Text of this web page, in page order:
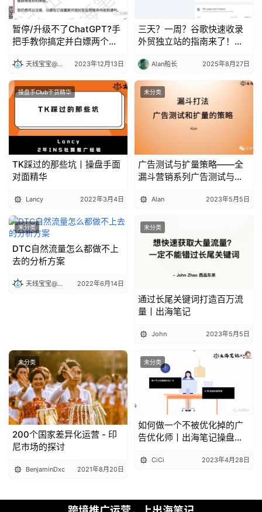
暂停/升级不了ChatGPT?手
把手教你搞定并白嫖两个月,
天线宝宝@出海笔记 2023年12月13日
三天？一周？谷歌快速收录
外贸独立站的指南来了！丨
Alan船长 2025年8月27日
操盘手Club干货精华
TK踩过的那些坑丨操盘手面
对面精华
Lancy 2022年3月4日
未分类
广告测试与扩量策略——全
漏斗营销系列广告测试与扩
Alan 2023年5月5日
未分类
DTC自然流量怎么都做不上
去的分析方案
天线宝宝@出海笔记 2022年6月14日
未分类
通过长尾关键词打造百万流
量丨出海笔记
John 2023年5月5日
未分类
200个国家差异化运营 - 印
尼市场的探讨
BenjaminDxc 2021年8月20日
未分类
如何做一个不被优化掉的广
告优化师丨出海笔记操盘手
CiCi 2023年4月28日